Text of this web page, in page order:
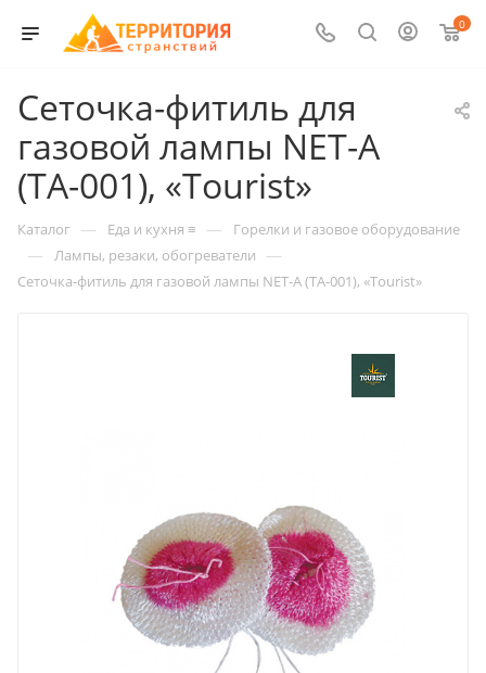
0
Сеточка-фитиль для
газовой лампы NET-A
(TA-001), «Tourist»
Каталог — Еда и кухня ≡ — Горелки и газовое оборудование
— Лампы, резаки, обогреватели —
Сеточка-фитиль для газовой лампы NET-A (TA-001), «Tourist»